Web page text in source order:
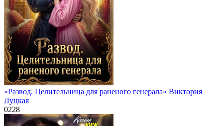
«Развод. Целительница для раненого генерала» Виктория
Луцкая
0228